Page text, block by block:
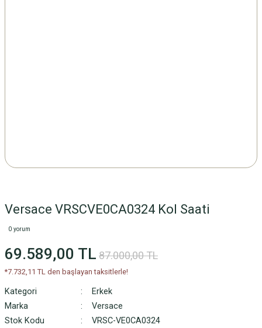
Versace VRSCVE0CA0324 Kol Saati
0 yorum
69.589,00 TL 87.000,00 TL
*7.732,11 TL den başlayan taksitlerle!
Kategori
Erkek
Marka
Versace
Stok Kodu
VRSC-VE0CA0324